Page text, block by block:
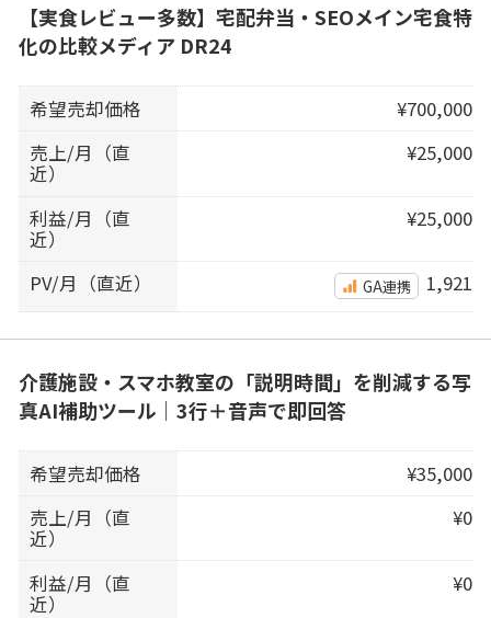
【実食レビュー多数】宅配弁当・SEOメイン宅食特
化の比較メディア DR24
希望売却価格
¥700,000
売上/月（直
近）
¥25,000
利益/月（直
近）
¥25,000
PV/月（直近） GA連携 1,921
介護施設・スマホ教室の「説明時間」を削減する写
真AI補助ツール｜3行＋音声で即回答
希望売却価格
¥35,000
売上/月（直
近）
¥0
利益/月（直
近）
¥0